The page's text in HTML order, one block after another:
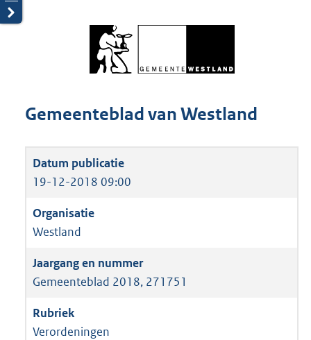
Gemeenteblad van Westland
19-12-2018 09:00
Westland
Gemeenteblad 2018, 271751
Verordeningen